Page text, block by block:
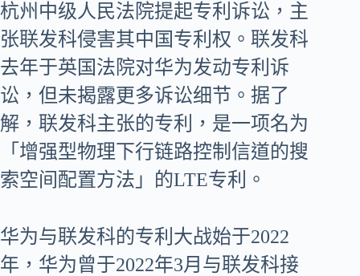
杭州中级人民法院提起专利诉讼，主
张联发科侵害其中国专利权。联发科
去年于英国法院对华为发动专利诉
讼，但未揭露更多诉讼细节。据了
解，联发科主张的专利，是一项名为
「增强型物理下行链路控制信道的搜
索空间配置方法」的LTE专利。
华为与联发科的专利大战始于2022
年，华为曾于2022年3月与联发科接